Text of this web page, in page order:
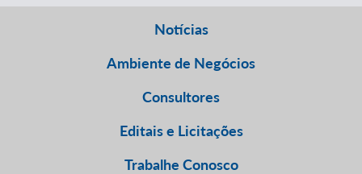
Notícias
Ambiente de Negócios
Consultores
Editais e Licitações
Trabalhe Conosco